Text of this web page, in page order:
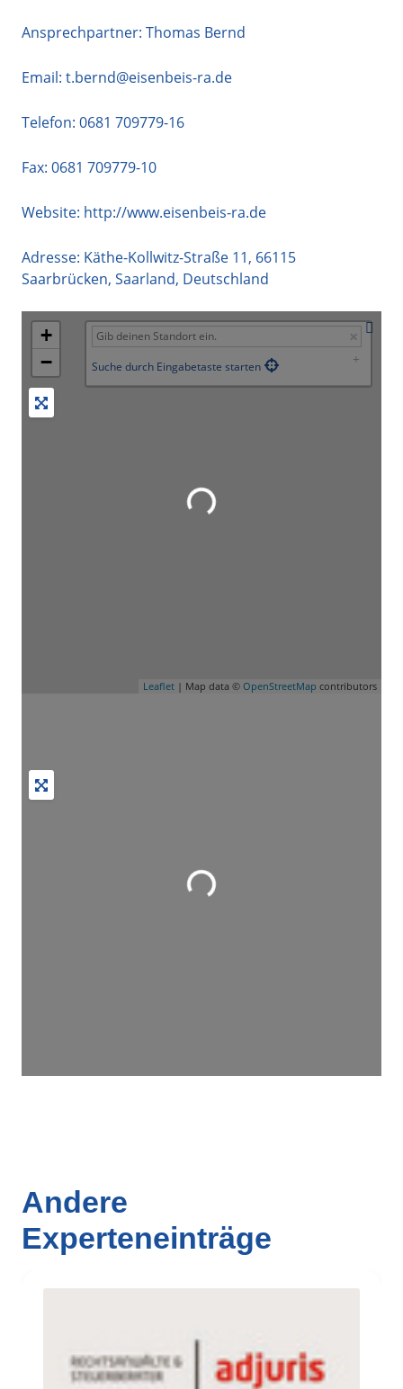
Ansprechpartner: Thomas Bernd
Email: t.bernd@eisenbeis-ra.de
Telefon: 0681 709779-16
Fax: 0681 709779-10
Website: http://www.eisenbeis-ra.de
Adresse: Käthe-Kollwitz-Straße 11, 66115
Saarbrücken, Saarland, Deutschland
+
−
Suche durch Eingabetaste starten
Leaflet | Map data © OpenStreetMap contributors
Wird geladen …
Andere
Experteneinträge